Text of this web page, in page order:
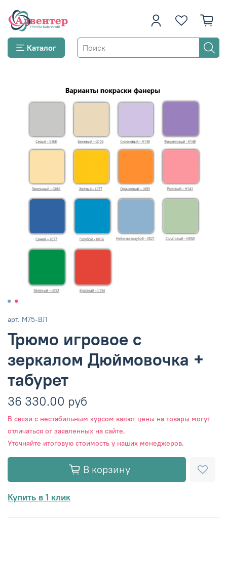
Каталог
арт. М75-ВЛ
Трюмо игровое с
зеркалом Дюймовочка +
табурет
36 330.00 руб
В связи с нестабильным курсом валют цены на товары могут
отличаться от заявленных на сайте.
Уточняйте итоговую стоимость у наших менеджеров.
В корзину
Купить в 1 клик